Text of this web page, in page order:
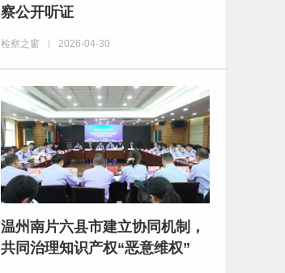
察公开听证
检察之窗 | 2026-04-30
温州南片六县市建立协同机制，
共同治理知识产权“恶意维权”